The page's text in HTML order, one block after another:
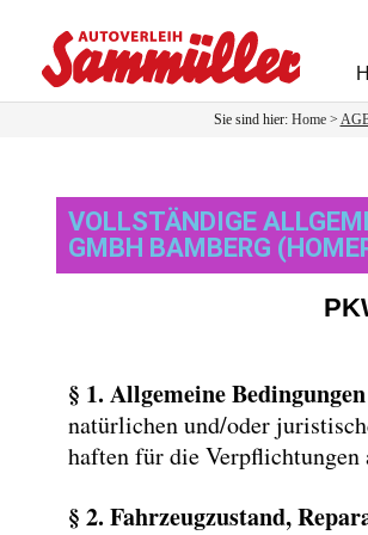
Sie sind hier: Home>
VOLLSTÄNDIGE
GMBH BAMBERG
§ 1. Allgemeine
natürlichen und/oder
haften für die Verpflichtungen
§ 2. Fahrzeugzustand,